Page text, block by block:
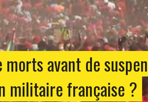
morts avant de
militaire française ?